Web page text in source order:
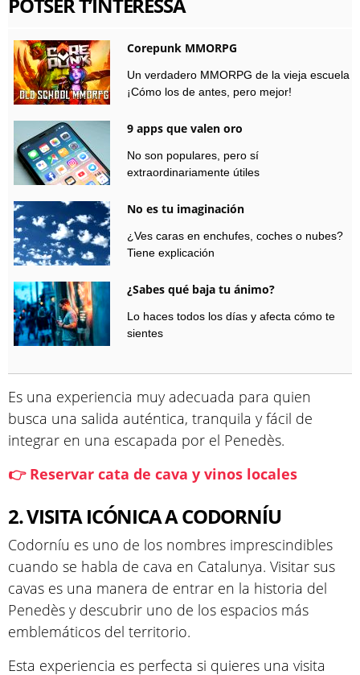
Corepunk MMORPG
Un verdadero MMORPG de la vieja escuela
¡Cómo los de antes, pero mejor!
9 apps que valen oro
No son populares, pero sí
extraordinariamente útiles
No es tu imaginación
¿Ves caras en enchufes, coches o nubes?
Tiene explicación
¿Sabes qué baja tu ánimo?
Lo haces todos los días y afecta cómo te
sientes
Es una experiencia muy adecuada para quien
busca una salida auténtica, tranquila y fácil de
integrar en una escapada por el Penedès.
👉 Reservar cata de cava y vinos locales
2. VISITA ICÓNICA A CODORNÍU
Codorníu es uno de los nombres imprescindibles
cuando se habla de cava en Catalunya. Visitar sus
cavas es una manera de entrar en la historia del
Penedès y descubrir uno de los espacios más
emblemáticos del territorio.
Esta experiencia es perfecta si quieres una visita